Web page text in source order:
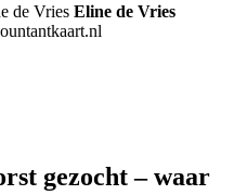
Eline de Vries
gezocht – waar